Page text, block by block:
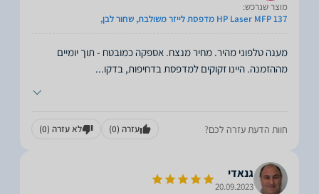
מוצר שנרכש:
HP Laser MFP 137 מדפסת לייזר משולבת, שחור לבן,
מענה טלפוני מהיר. מחיר מנצח. אספקה כמובטח - תוך יומיים
מההזמנה. היינו זקוקים למדפסת בדחיפות, בדקו...
חוות הדעת עזרה לכם? עזרה (0) לא עזרה (0)
גנאדי
20.09.2023